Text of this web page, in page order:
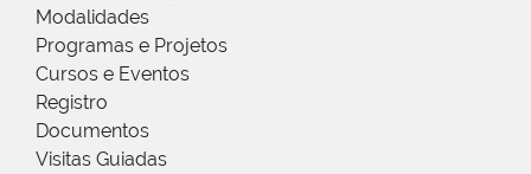
Modalidades
Programas e Projetos
Cursos e Eventos
Registro
Documentos
Visitas Guiadas